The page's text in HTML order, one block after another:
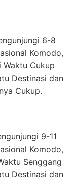
6-8
Komodo,
Waktu Cukup
Destinasi dan
Cukup.
9-11
Komodo,
Senggang
Destinasi dan